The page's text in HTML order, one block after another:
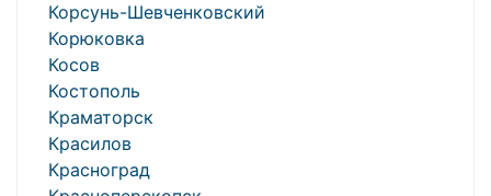
Корсунь-Шевченковский
Корюковка
Косов
Костополь
Краматорск
Красилов
Красноград